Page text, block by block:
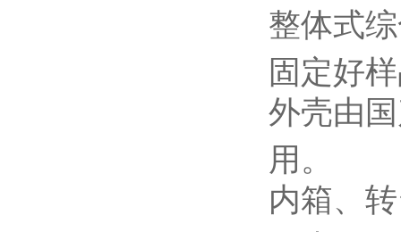
整体式
固定好
外壳由
用。
内箱、